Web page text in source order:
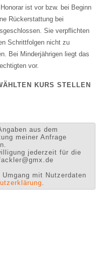
ist vor bzw. bei Beginn
Rückerstattung bei
Sie verpflichten
Schrittfolgen nicht zu
Bei Minderjährigen liegt das
vor.
KURS STELLEN
aus dem
meiner Anfrage
jederzeit für die
mit Nutzerdaten